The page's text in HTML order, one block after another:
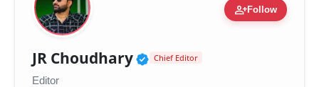
person_addFollow
JR Choudhary Verified Public Figure
Chief Editor
Editor